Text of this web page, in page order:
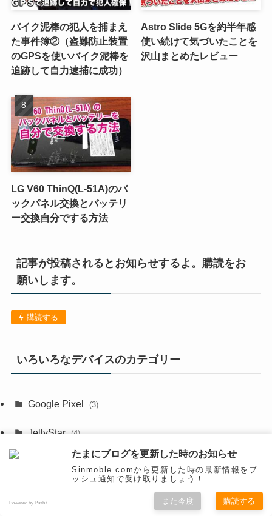
バイク泥棒の犯人を捕まえ
た事件簿②（盗難防止装置
のGPSを使いバイク泥棒を
追跡して自力逮捕に成功）
Astro Slide 5Gを約半年感
使い続けて気づいたことを
沢山まとめたレビュー
LG V60 ThinQ(L-51A)のバ
ックパネル交換とバッテリ
ー交換自分でする方法
記事が投稿されるとお知らせするよ。購読をお
願いします。
購読する
いろいろなデバイスのカテゴリー
Google Pixel (3)
JellyStar (4)
(255)
たまにブログを更新した時のお知らせ
Sinmoble.comから更新した時の最新情報をプ
ッシュ通知で受け取りましょう！
Powered by Push7 また今度 購読する